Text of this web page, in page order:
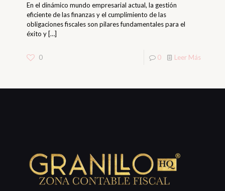
En el dinámico mundo empresarial actual, la gestión
eficiente de las finanzas y el cumplimiento de las
obligaciones fiscales son pilares fundamentales para el
éxito y[…]
0 0 Leer Más